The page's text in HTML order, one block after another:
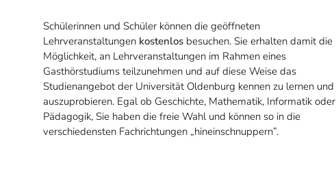
Schülerinnen und Schüler können die geöffneten
Lehrveranstaltungen kostenlos besuchen. Sie erhalten damit die
Möglichkeit, an Lehrveranstaltungen im Rahmen eines
Gasthörstudiums teilzunehmen und auf diese Weise das
Studienangebot der Universität Oldenburg kennen zu lernen und
auszuprobieren. Egal ob Geschichte, Mathematik, Informatik oder
Pädagogik, Sie haben die freie Wahl und können so in die
verschiedensten Fachrichtungen „hineinschnuppern”.